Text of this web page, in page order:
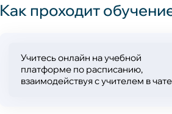
Как проходит
Учитесь онлайн на учебной
платформе по расписанию,
взаимодействуя с учителем в чате